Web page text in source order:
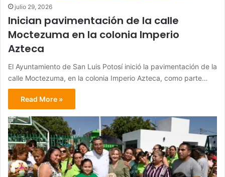
julio 29, 2026
Inician pavimentación de la calle
Moctezuma en la colonia Imperio
Azteca
El Ayuntamiento de San Luis Potosí inició la pavimentación de la
calle Moctezuma, en la colonia Imperio Azteca, como parte…
Read More »